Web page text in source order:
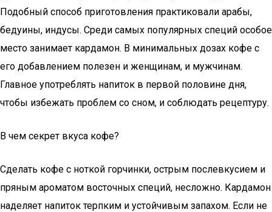
Подобный способ приготовления практиковали арабы,
бедуины, индусы. Среди самых популярных специй особое
место занимает кардамон. В минимальных дозах кофе с
его добавлением полезен и женщинам, и мужчинам.
Главное употреблять напиток в первой половине дня,
чтобы избежать проблем со сном, и соблюдать рецептуру.
В чем секрет вкуса кофе?
Сделать кофе с ноткой горчинки, острым послевкусием и
пряным ароматом восточных специй, несложно. Кардамон
наделяет напиток терпким и устойчивым запахом. Если не